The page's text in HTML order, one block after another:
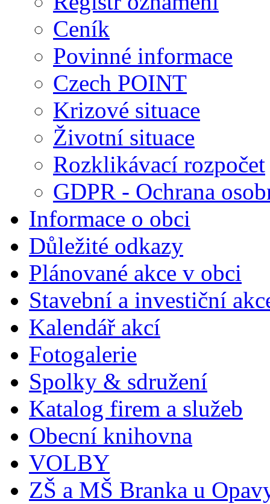
Ceník
Povinné informace
Czech POINT
Krizové situace
Životní situace
Rozklikávací rozpočet
GDPR - Ochrana
Informace o obci
Důležité odkazy
Plánované akce v obci
Stavební a investiční
Kalendář akcí
Fotogalerie
Spolky & sdružení
Katalog firem a služeb
Obecní knihovna
VOLBY
ZŠ a MŠ Branka u